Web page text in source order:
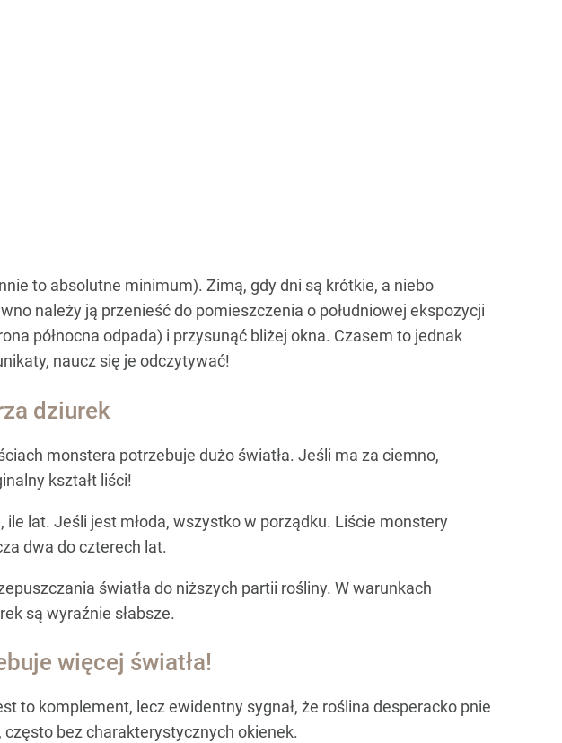
to absolutne minimum). Zimą, gdy dni są krótkie, a niebo
należy ją przenieść do pomieszczenia o południowej ekspozycji
północna odpada) i przysunąć bliżej okna. Czasem to jednak
naucz się je odczytywać!
dziurek
monstera potrzebuje dużo światła. Jeśli ma za ciemno,
kształt liści!
lat. Jeśli jest młoda, wszystko w porządku. Liście monstery
dwa do czterech lat.
światła do niższych partii rośliny. W warunkach
są wyraźnie słabsze.
więcej światła!
to komplement, lecz ewidentny sygnał, że roślina desperacko pnie
często bez charakterystycznych okienek.